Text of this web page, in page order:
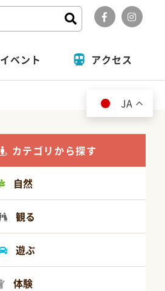
イベント アクセス
カテゴリから探す
自然
観る
遊ぶ
体験
JA